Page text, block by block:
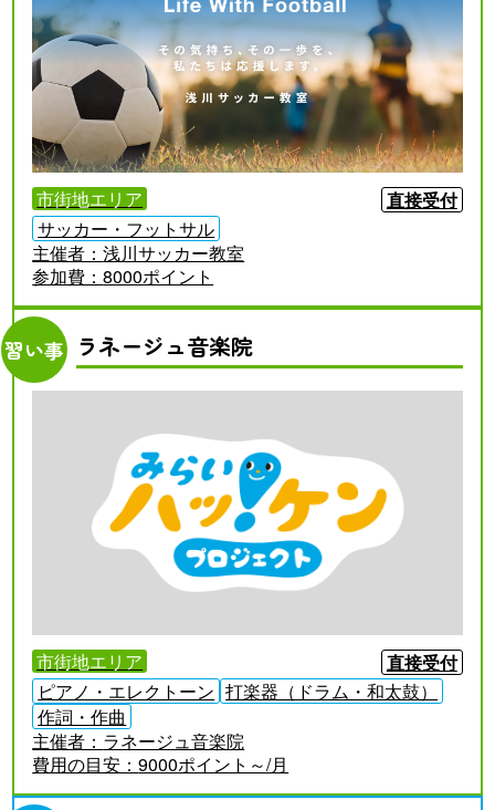
市街地エリア
直接受付
サッカー・フットサル
主催者：浅川サッカー教室
参加費：8000ポイント
習い事 ラネージュ音楽院
市街地エリア
直接受付
ピアノ・エレクトーン 打楽器（ドラム・和太鼓）
作詞・作曲
主催者： ラネージュ音楽院
費用の目安：9000ポイント～/月